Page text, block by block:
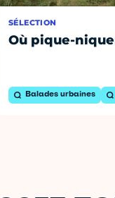
SÉLECTION
Où pique-
Balades urbaines